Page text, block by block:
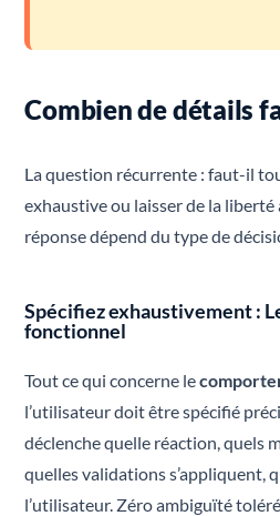
Combien de détails
La question récurrente : faut-il
exhaustive ou laisser de la liberté
réponse dépend du type de
Spécifiez exhaustivement :
fonctionnel
Tout ce qui concerne le
l’utilisateur doit être spécifié
déclenche quelle réaction, quels
quelles validations s’appliquent,
l’utilisateur. Zéro ambiguïté